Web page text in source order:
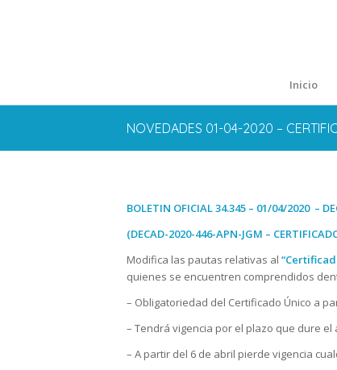
Inicio
NOVEDADES 01-04-2020 –
BOLETIN OFICIAL 34.345 – 01/04/2020 –
(DECAD-2020-446-APN-JGM –
Modifica las pautas relativas al
quienes se encuentren comprendidos
– Obligatoriedad del Certificado Único a
– Tendrá vigencia por el plazo que dure
– A partir del 6 de abril pierde vigencia